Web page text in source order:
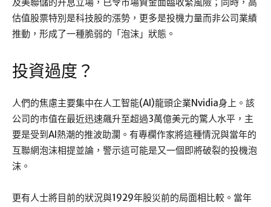
及美聯儲的升息立場，已令市場資金面臨收緊風險；同時，高
估值股票特別是科技股的漲勢，更多是投機力量而非公司業績
推動，形成了一種脆弱的「泡沫」狀態。
投資過度？
人們的焦慮主要集中在人工智能(AI)龍頭企業Nvidia身上。該
公司的市值在最近迅速飆升至超過3萬億美元的驚人水平，主
要是受到AI熱潮的推波助瀾。有專欄作家將這種情況與當年的
互聯網泡沫相提並論，警示這可能是又一個即將破裂的投機泡
沫。
更有人士將目前的狀況與1929年股災前的局面相比較。當年